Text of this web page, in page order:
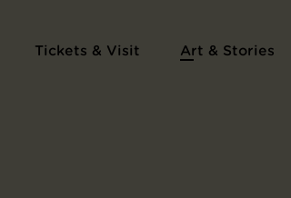
Tickets & Visit Art & Stories